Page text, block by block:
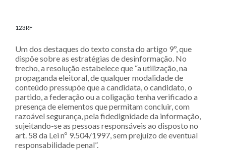
123RF
Um dos destaques do texto consta do artigo 9º, que
dispõe sobre as estratégias de desinformação. No
trecho, a resolução estabelece que “a utilização, na
propaganda eleitoral, de qualquer modalidade de
conteúdo pressupõe que a candidata, o candidato, o
partido, a federação ou a coligação tenha verificado a
presença de elementos que permitam concluir, com
razoável segurança, pela fidedignidade da informação,
sujeitando-se as pessoas responsáveis ao disposto no
art. 58 da Lei nº 9.504/1997, sem prejuízo de eventual
responsabilidade penal”.